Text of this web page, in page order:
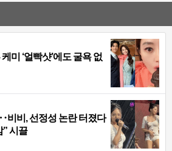
미 ‘얼빡샷’에도 굴욕 없
비비, 선정성 논란 터졌다
” 시끌